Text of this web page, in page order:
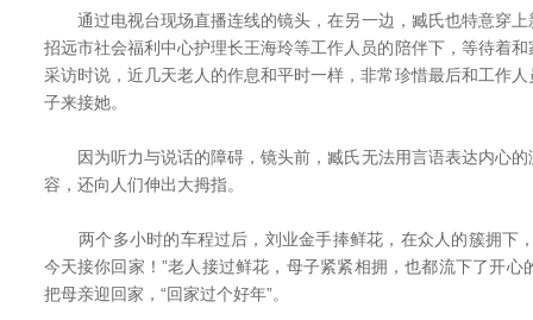
通过电视台现场直播连线的镜头，在另一边，臧氏也特意穿上
招远市社会福利中心护理长王海玲等工作人员的陪伴下，等待着
采访时说，近几天老人的作息和平时一样，非常珍惜最后和工作
子来接她。
因为听力与说话的障碍，镜头前，臧氏无法用言语表达内心的
容，还向人们伸出大拇指。
两个多小时的车程过后，刘业金手捧鲜花，在众人的簇拥下
今天接你回家！”老人接过鲜花，母子紧紧相拥，也都流下了开
把母亲迎回家，“回家过个好年”。